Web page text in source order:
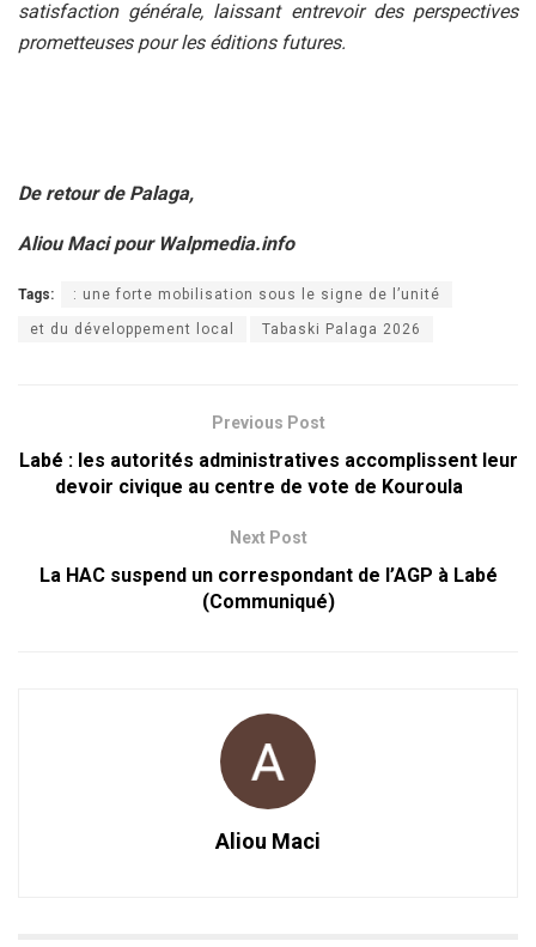
satisfaction générale, laissant entrevoir des perspectives
prometteuses pour les éditions futures.
De retour de Palaga,
Aliou Maci pour Walpmedia.info
Tags: : une forte mobilisation sous le signe de l’unité
et du développement local Tabaski Palaga 2026
Previous Post
Labé : les autorités administratives accomplissent leur
devoir civique au centre de vote de Kouroula
Next Post
La HAC suspend un correspondant de l’AGP à Labé
(Communiqué)
Aliou Maci